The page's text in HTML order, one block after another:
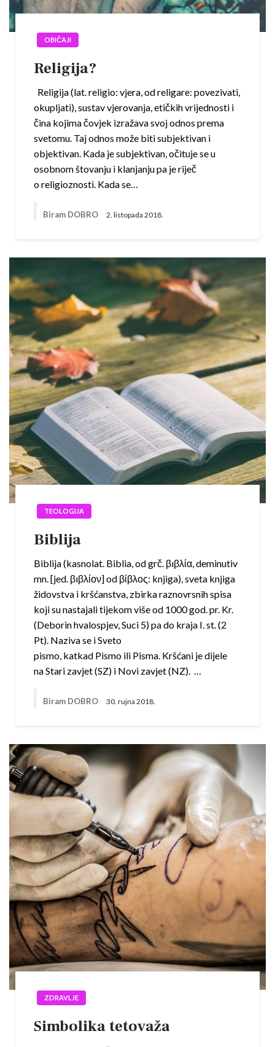
OBIČAJI
Religija?
Religija (lat. religio: vjera, od religare: povezivati,
okupljati), sustav vjerovanja, etičkih vrijednosti i
čina kojima čovjek izražava svoj odnos prema
svetomu. Taj odnos može biti subjektivan i
objektivan. Kada je subjektivan, očituje se u
osobnom štovanju i klanjanju pa je riječ
o religioznosti. Kada se…
Biram DOBRO 2. listopada 2018.
TEOLOGIJA
Biblija
Biblija (kasnolat. Biblia, od grč. βıβλία, deminutiv
mn. [jed. βıβλίον] od βίβλος: knjiga), sveta knjiga
židovstva i kršćanstva, zbirka raznovrsnih spisa
koji su nastajali tijekom više od 1000 god. pr. Kr.
(Deborin hvalospjev, Suci 5) pa do kraja I. st. (2
Pt). Naziva se i Sveto
pismo, katkad Pismo ili Pisma. Kršćani je dijele
na Stari zavjet (SZ) i Novi zavjet (NZ). …
Biram DOBRO 30. rujna 2018.
ZDRAVLJE
Simbolika tetovaža